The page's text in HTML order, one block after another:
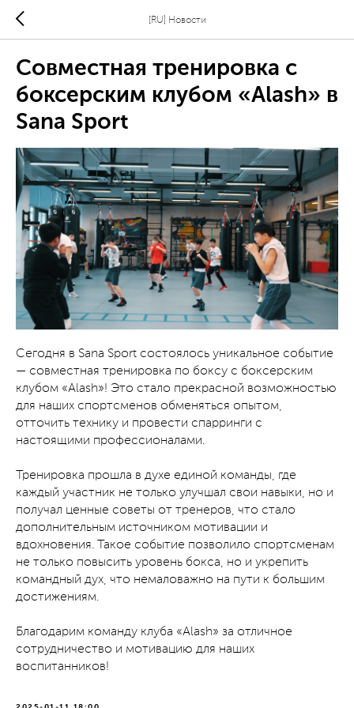
[RU] Новости
Совместная тренировка с
боксерским клубом «Alash» в
Sana Sport
Сегодня в Sana Sport состоялось уникальное событие
— совместная тренировка по боксу с боксерским
клубом «Alash»! Это стало прекрасной возможностью
для наших спортсменов обменяться опытом,
отточить технику и провести спарринги с
настоящими профессионалами.
Тренировка прошла в духе единой команды, где
каждый участник не только улучшал свои навыки, но и
получал ценные советы от тренеров, что стало
дополнительным источником мотивации и
вдохновения. Такое событие позволило спортсменам
не только повысить уровень бокса, но и укрепить
командный дух, что немаловажно на пути к большим
достижениям.
Благодарим команду клуба «Alash» за отличное
сотрудничество и мотивацию для наших
воспитанников!